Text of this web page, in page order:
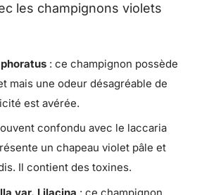
les champignons violets
: ce champignon possède
mais une odeur désagréable de
est avérée.
confondu avec le laccaria
un chapeau violet pâle et
Il contient des toxines.